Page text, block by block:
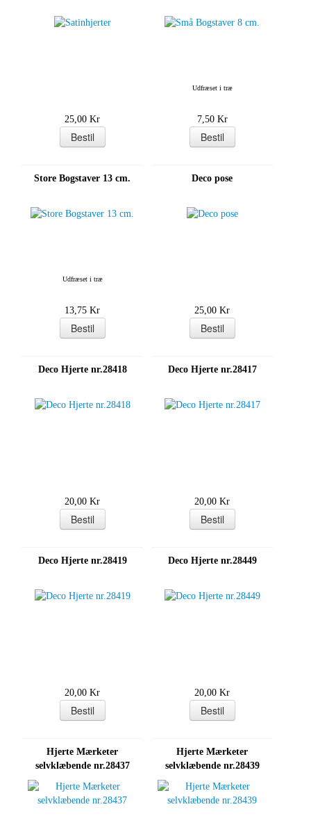
25,00 Kr
Udfræset i træ
7,50 Kr
Store Bogstaver 13 cm.
Udfræset i træ
13,75 Kr
Deco pose
25,00 Kr
Deco Hjerte nr.28418
20,00 Kr
Deco Hjerte nr.28417
20,00 Kr
Deco Hjerte nr.28419
20,00 Kr
Deco Hjerte nr.28449
20,00 Kr
Hjerte Mærketer
selvklæbende nr.28437
Hjerte Mærketer
selvklæbende nr.28439